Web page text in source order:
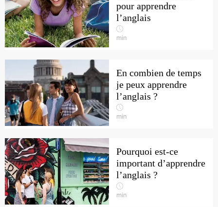
pour apprendre
l’anglais
min
En combien de temps
je peux apprendre
l’anglais ?
min
Pourquoi est-ce
important d’apprendre
l’anglais ?
min